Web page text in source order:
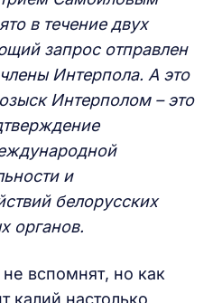
в течение двух
запрос отправлен
Интерпола. А это
Интерполом – это
и
белорусских
органов.
вспомнят, но как
калий настолько